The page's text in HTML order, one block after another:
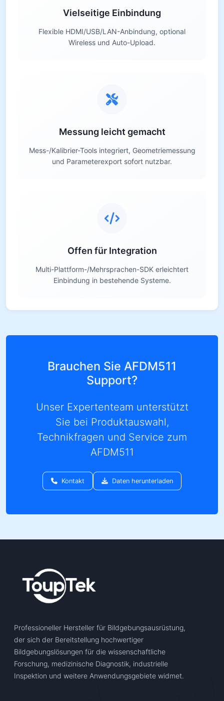
Vielseitige Einbindung
Flexible HDMI/USB/LAN-Anbindung, optional
Wireless und Auto-Upload.
Messung leicht gemacht
Mess-/Kalibrier-Tools integriert, Geometriemessung
und Parameterexport sofort nutzbar.
Offen für Integration
Multi-Plattform-/Mehrsprachen-SDK erleichtert
Einbindung in bestehende Systeme.
Brauchen Sie AFDM511
Support?
Unser Expertenteam unterstützt
Sie bei Produktauswahl,
Technikfragen und Service zum
AFDM511
Kontakt Daten herunterladen
Professioneller Hersteller für Bildgebungsausrüstung,
der sich der Bereitstellung hochwertiger
Bildgebungslösungen für die wissenschaftliche
Forschung, medizinische Diagnostik, industrielle
Inspektion und weitere Anwendungsgebiete widmet.